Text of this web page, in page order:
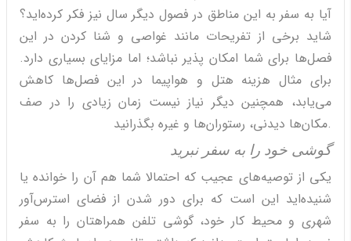
آیا به سفر به این مناطق در فصول دیگر سال نیز فکر کرده‌اید؟
شاید برخی از تفریحات مانند غواصی و شنا کردن در این
فصل‌ها برای شما امکان پذیر نباشد؛ اما مزایای بسیاری دارد.
برای مثال هزینه هتل و هواپیما در این فصل‌ها کاهش
می‌یابد، همچنین دیگر نیاز نیست زمان زیادی را در صف
مکان‌ها دیدنی، رستوران‌ها و غیره بگذرانید.
گوشی خود را به سفر نبرید
یکی از توصیه‌های عجیب که احتمالا شما هم آن را خوانده یا
شنیده‌اید این است که برای دور شدن از فضای استرس‌آور
شهری و محیط کار خود، گوشی تلفن همراهتان را به سفر